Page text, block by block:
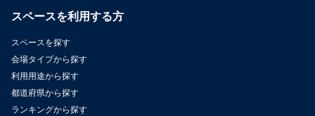
スペースを利用する方
スペースを探す
会場タイプから探す
利用用途から探す
都道府県から探す
ランキングから探す